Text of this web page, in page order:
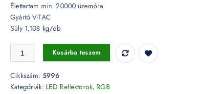
Élettartam min. 20000 üzemóra
Gyártó V-TAC
Súly 1,108 kg/db
50W LED RGB Reflektor vezérlő - 5996 mennyiség
Kosárba teszem
Cikkszám: 5996
Kategóriák: LED Reflektorok, RGB